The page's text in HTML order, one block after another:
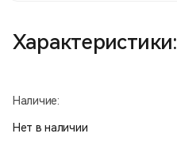
Характеристики:
Наличие:
Нет в наличии